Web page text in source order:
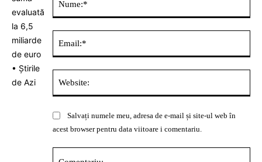
Salvați numele meu, adresa de e-mail și site-ul web în
acest browser pentru data viitoare i comentariu.